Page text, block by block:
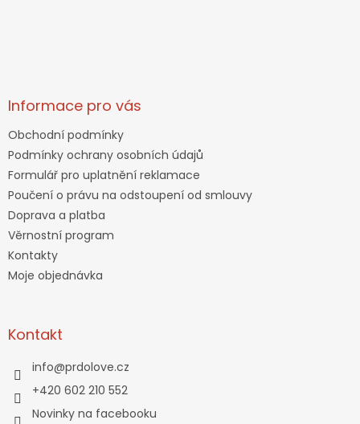
Informace pro vás
Obchodní podmínky
Podmínky ochrany osobních údajů
Formulář pro uplatnění reklamace
Poučení o právu na odstoupení od smlouvy
Doprava a platba
Věrnostní program
Kontakty
Moje objednávka
Kontakt
info@prdolove.cz
+420 602 210 552
Novinky na facebooku